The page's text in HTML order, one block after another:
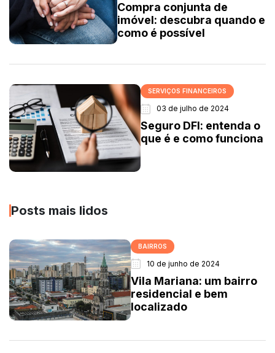
Compra conjunta de
imóvel: descubra quando e
como é possível
SERVIÇOS FINANCEIROS
03 de julho de 2024
Seguro DFI: entenda o
que é e como funciona
Posts mais lidos
BAIRROS
10 de junho de 2024
Vila Mariana: um bairro
residencial e bem
localizado